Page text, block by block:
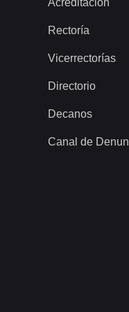
Acreditación
Rectoría
Vicerrectorías
Directorio
Decanos
Canal de